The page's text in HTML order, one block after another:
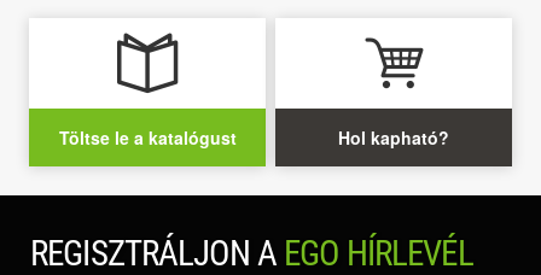
Töltse le a katalógust Hol kapható?
REGISZTRÁLJON A EGO HÍRLEVÉL